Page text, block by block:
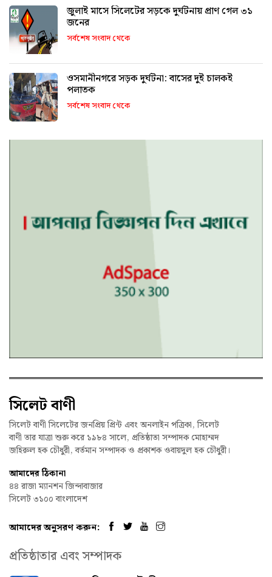
জুলাই মাসে সিলেটের সড়কে দুর্ঘটনায় প্রাণ গেল ৩১
জনের
সর্বশেষ সংবাদ থেকে
ওসমানীনগরে সড়ক দুর্ঘটনা: বাসের দুই চালকই
পলাতক
সর্বশেষ সংবাদ থেকে
সিলেট বাণী
সিলেট বাণী সিলেটের জনপ্রিয় প্রিন্ট এবং অনলাইন পত্রিকা, সিলেট
বাণী তার যাত্রা শুরু করে ১৯৮৪ সালে, প্রতিষ্ঠাতা সম্পাদক মোহাম্মদ
জহিরুল হক চৌধুরী, বর্তমান সম্পাদক ও প্রকাশক ওবায়দুল হক চৌধুরী।
আমাদের ঠিকানা
৪৪ রাজা ম্যানশন জিন্দাবাজার
সিলেট ৩১০০ বাংলাদেশ
আমাদের অনুসরণ করুন:
প্রতিষ্ঠাতার এবং সম্পাদক